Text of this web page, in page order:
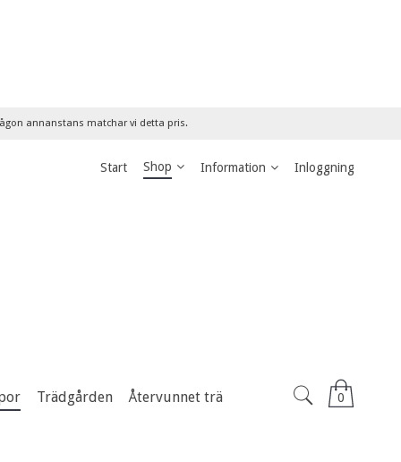
annanstans matchar vi detta pris.
Start Shop Information Inloggning
0
Trädgården
Återvunnet trä